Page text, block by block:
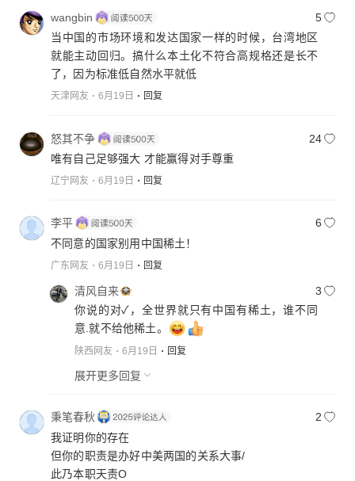
wangbin
5
当中国的市场环境和发达国家一样的时候，台湾地区
就能主动回归。搞什么本土化不符合高规格还是长不
了，因为标准低自然水平就低
天津网友 6月19日 回复
怒其不争
24
唯有自己足够强大 才能赢得对手尊重
辽宁网友 6月19日 回复
李平
6
不同意的国家别用中国稀土！
广东网友 6月19日 回复
清风自来
3
你说的对✓，全世界就只有中国有稀土，谁不同
意.就不给他稀土。
陕西网友 6月19日 回复
展开更多回复
秉笔春秋
2
我证明你的存在
但你的职责是办好中美两国的关系大事/
此乃本职天责O